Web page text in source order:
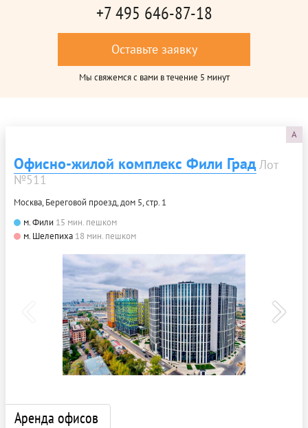
+7 495 646-87-18
Оставьте заявку
Мы свяжемся с вами в течение 5 минут
A
Офисно-жилой комплекс Фили ГрадЛот
№511
Москва, Береговой проезд, дом 5, стр. 1
м. Фили 15 мин. пешком
м. Шелепиха 18 мин. пешком
Аренда офисов